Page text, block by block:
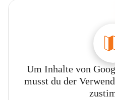
Um Inhalte von
musst du der